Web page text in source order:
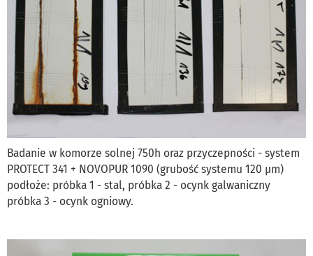
Badanie w komorze solnej 750h oraz przyczepności - system
PROTECT 341 + NOVOPUR 1090 (grubość systemu 120 µm)
podłoże: próbka 1 - stal, próbka 2 - ocynk galwaniczny
próbka 3 - ocynk ogniowy.